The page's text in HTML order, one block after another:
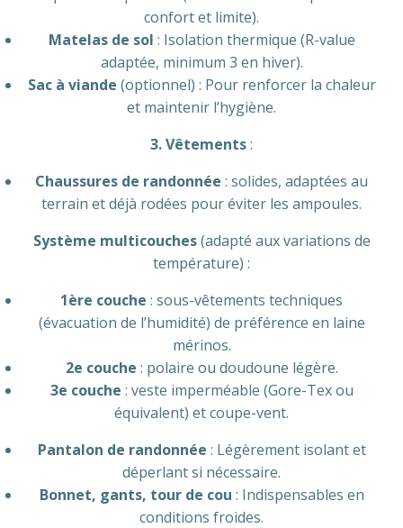
confort et limite).
Matelas de sol : Isolation thermique (R-value
adaptée, minimum 3 en hiver).
Sac à viande (optionnel) : Pour renforcer la chaleur
et maintenir l’hygiène.
3. Vêtements:
Chaussures de randonnée : solides, adaptées au
terrain et déjà rodées pour éviter les ampoules.
Système multicouches(adapté aux variations de
température) :
1ère couche : sous-vêtements techniques
(évacuation de l’humidité) de préférence en laine
mérinos.
2e couche : polaire ou doudoune légère.
3e couche : veste imperméable (Gore-Tex ou
équivalent) et coupe-vent.
Pantalon de randonnée : Légèrement isolant et
déperlant si nécessaire.
Bonnet, gants, tour de cou : Indispensables en
conditions froides.